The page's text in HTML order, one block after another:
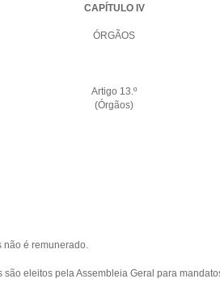
CAPÍTULO IV
ÓRGÃOS
Artigo 13.º
(Órgãos)
é remunerado.
são eleitos pela Assembleia Geral para